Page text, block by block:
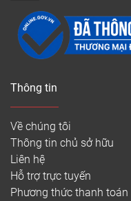
Thông tin
Về chúng tôi
Thông tin chủ sở hữu
Liên hệ
Hỗ trợ trực tuyến
Phương thức thanh toán